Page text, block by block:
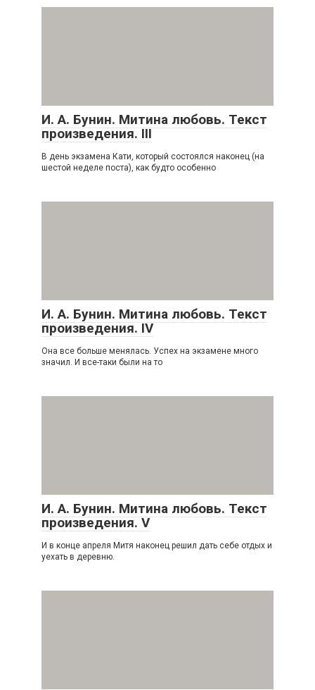
И. А. Бунин. Митина любовь. Текст
произведения. III
В день экзамена Кати, который состоялся наконец (на
шестой неделе поста), как будто особенно
И. А. Бунин. Митина любовь. Текст
произведения. IV
Она все больше менялась. Успех на экзамене много
значил. И все-таки были на то
И. А. Бунин. Митина любовь. Текст
произведения. V
И в конце апреля Митя наконец решил дать себе отдых и
уехать в деревню.